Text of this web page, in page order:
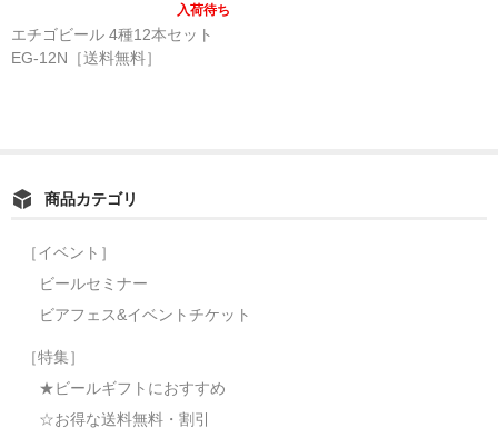
入荷待ち
エチゴビール 4種12本セット
EG-12N［送料無料］
商品カテゴリ
［イベント］
ビールセミナー
ビアフェス&イベントチケット
［特集］
★ビールギフトにおすすめ
☆お得な送料無料・割引